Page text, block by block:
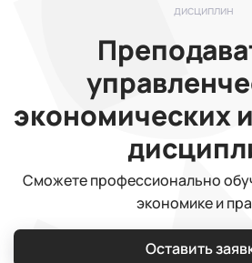
дисциплин
экономических
Сможете профессионально
экономике и
Оставить